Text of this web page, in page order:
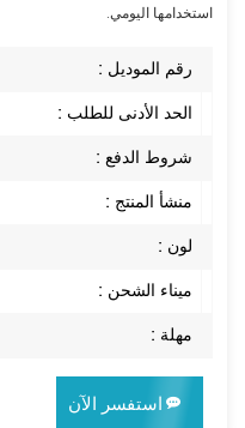
استخدامها اليومي.
رقم الموديل :
الحد الأدنى للطلب :
شروط الدفع :
منشأ المنتج :
لون :
ميناء الشحن :
مهلة :
استفسر الآن